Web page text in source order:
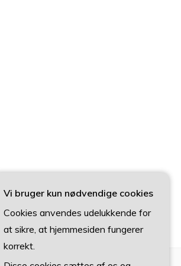
Vi bruger kun nødvendige cookies
Cookies anvendes udelukkende for
at sikre, at hjemmesiden fungerer
korrekt.